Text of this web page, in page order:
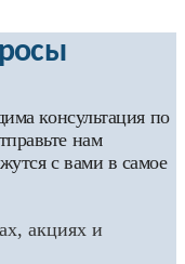
консультация по
нам
с вами в самое
акциях и